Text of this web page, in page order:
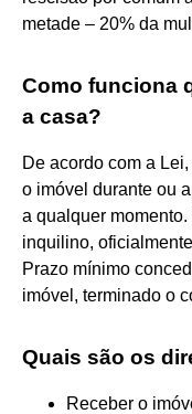
metade – 20% da
Como funciona
a casa?
De acordo com a
o imóvel durante ou
a qualquer
inquilino,
Prazo mínimo
imóvel, terminado o
Quais são os
Receber o